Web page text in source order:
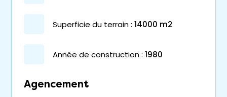
superficie du terrain : 14000 m2
année de construction : 1980
Agencement